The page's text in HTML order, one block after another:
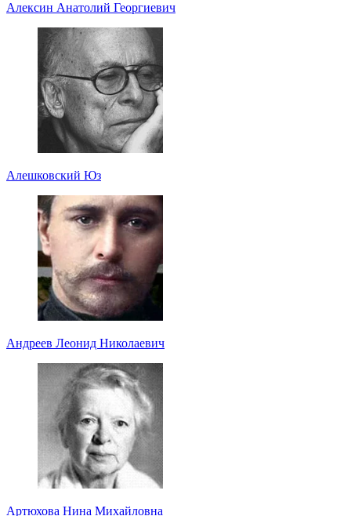
Алексин Анатолий Георгиевич
Алешковский Юз
Андреев Леонид Николаевич
Артюхова Нина Михайловна